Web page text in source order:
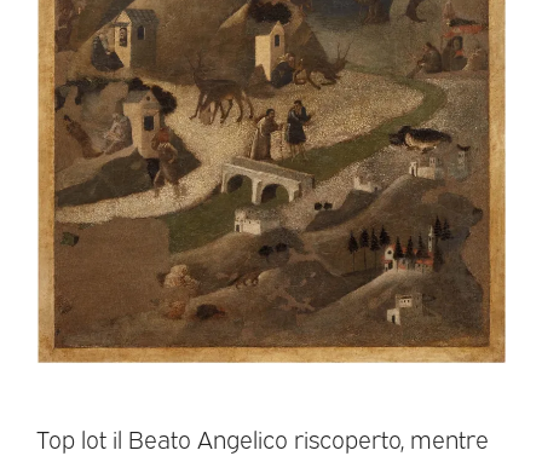
Top lot il Beato Angelico riscoperto, mentre